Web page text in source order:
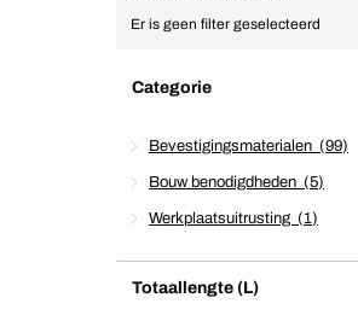
Er is geen filter geselecteerd
Categorie
Bevestigingsmaterialen 99
Bouw benodigdheden 5
Werkplaatsuitrusting 1
Totaallengte (L)